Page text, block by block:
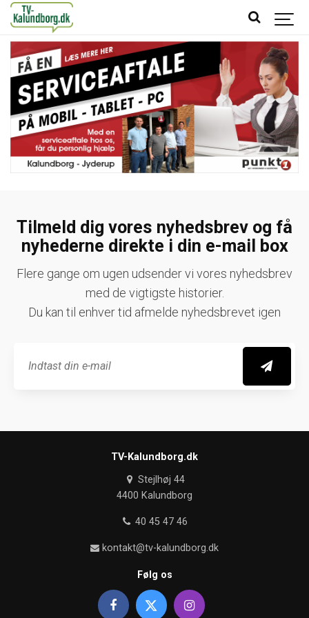
Tilmeld dig vores nyhedsbrev og få
nyhederne direkte i din e-mail box
Flere gange om ugen udsender vi vores nyhedsbrev
med de vigtigste historier.
Du kan til enhver tid afmelde nyhedsbrevet igen
TV-Kalundborg.dk
Stejlhøj 44
4400 Kalundborg
40 45 47 46
kontakt@tv-kalundborg.dk
Følg os